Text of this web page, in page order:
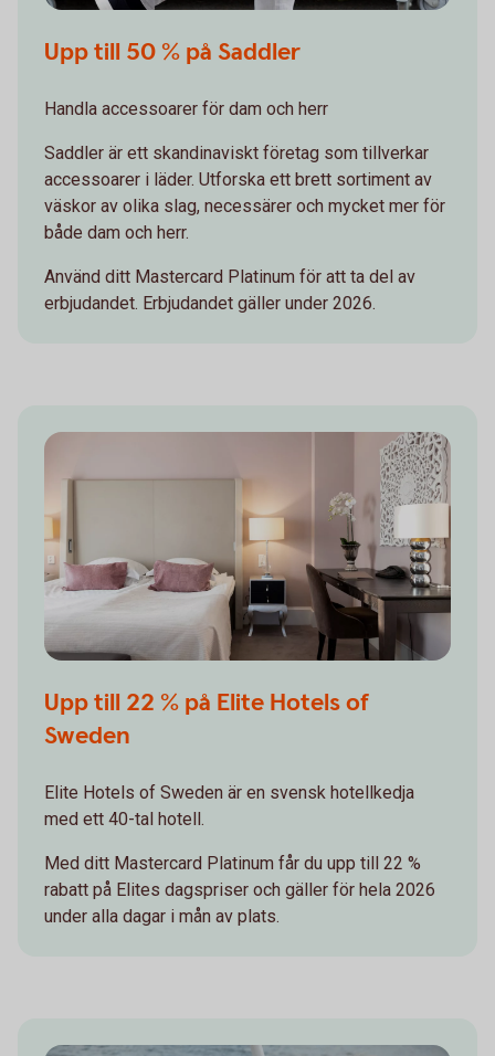
Upp till 50 % på Saddler
Handla accessoarer för dam och herr
Saddler är ett skandinaviskt företag som tillverkar
accessoarer i läder. Utforska ett brett sortiment av
väskor av olika slag, necessärer och mycket mer för
både dam och herr.
Använd ditt Mastercard Platinum för att ta del av
erbjudandet. Erbjudandet gäller under 2026.
Upp till 22 % på Elite Hotels of
Sweden
Elite Hotels of Sweden är en svensk hotellkedja
med ett 40-tal hotell.
Med ditt Mastercard Platinum får du upp till 22 %
rabatt på Elites dagspriser och gäller för hela 2026
under alla dagar i mån av plats.